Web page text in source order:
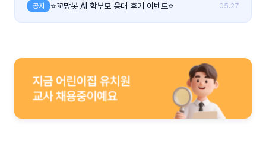
공지 ⭐꼬망봇 AI 학부모 응대 후기 이벤트⭐ 05.27